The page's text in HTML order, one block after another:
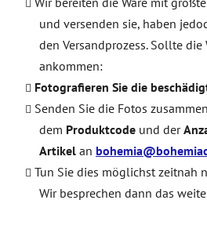
und versenden sie, haben
den Versandprozess. Sollte
ankommen:
Fotografieren Sie die
Senden Sie die Fotos
dem Produktcode und der
Artikel an
Tun Sie dies möglichst zeitnah
Wir besprechen dann das